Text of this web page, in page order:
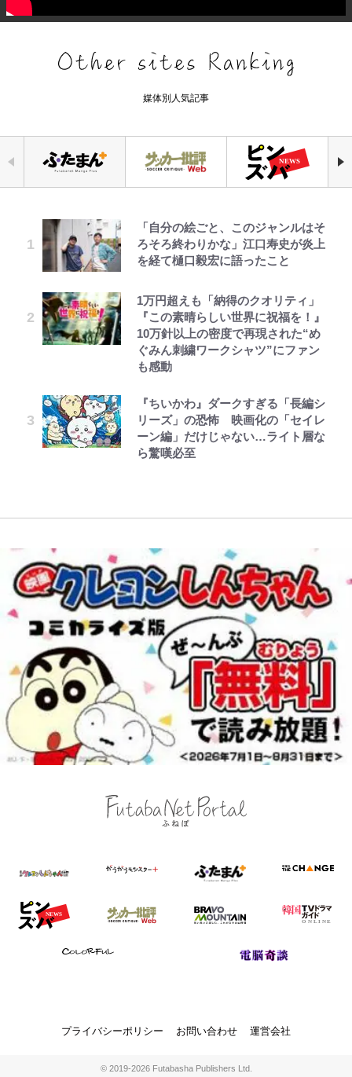
媒体別人気記事
「自分の絵ごと、このジャンルはそ
ろそろ終わりかな」江口寿史が炎上
を経て樋口毅宏に語ったこと
1万円超えも「納得のクオリティ」
『この素晴らしい世界に祝福を！』
10万針以上の密度で再現された“め
ぐみん刺繍ワークシャツ”にファン
も感動
『ちいかわ』ダークすぎる「長編シ
リーズ」の恐怖 映画化の「セイレ
ーン編」だけじゃない…ライト層な
ら驚嘆必至
｢なんじゃこりゃあああ！｣本田圭
佑の古巣ミラン、漆黒×蛍光レッド
の超絶クールな新サードユニに世界
ゃかっけえわ｣
｢最後の1枚…ワルぃゎ〜｣鈴木優磨
が激勝翌日に写真12枚投稿→渾身
の“煽りショット”に興奮！｢最後の
ことどんだけ好きなんよｗ｣
｢知念さんを煽ってたのと同じ
人？｣鹿島・鈴木優磨、大逆転勝利
千葉雄大、ほっそりイケメン近影に
「顔パンパンだったのに」反響 視
聴者が想った激変の納得理由
宮崎麗果、“10キロ減”告白後の背
骨・肋骨くっきりトレ姿に「痩せ過
ぎてませんか」心配の声も 夫・黒
木啓司にはDV巡る逮捕報道
の再会にデレデレ…顔出し公開
「愛が足りない」不満を漏らしてい
た過去も
錦織一清の写真集はなぜ私服なの
か…高級ブランドをやめ等身大の自
分を表現する現在「ちゃんとおじい
「のりの芝居は観たいと」藤原紀香
が明かす夫・片岡愛之助との関係
性…互いに一番のお客さんで刺激を
もらう存在
藤原紀香が23年間続けるボランテ
ィア活動の原動力は…「偽善者だ」
との声も跳ね返す“誰かの役に立ち
たい”という思い
【知ってる？「日本本土四極踏破証
明書」】広島から本州4島の最南端
へ「ドライブがてら行ってみた」意
荒々しい「火山帯」の一端にいるこ
とを体感！ 登頂約10分でも大迫力
「吾妻小富士」火口を1周する「1
時間半ハイキング」パノラマ絶景レ
「電気風呂の数は全国一」温泉じゃ
ないのに大満足！ 上高地帰りに寄
りたい「林檎の湯屋 おぶ～」【山
えびめしの流儀
オラの引越し物語 サボテン大襲撃
でっかい男になりたいゾ
公式-ヒロインが来る前に妊娠しま
した~詰んだはずの悪役令嬢です
が、どうやら違うようです~ 第1話
公式-聖女じゃないと追放されたの
で、もふもふ従者(聖獣)とおにぎり
を握る 第53話(1)
公式-おっさん底辺治癒士と愛娘の
覚醒して、英雄へ成り上がる~ 第82
話(1)
空の轍と大地の雲と 第1回
第3回 出版までの道のり・その2
レビュー『仮面家族』悠木シュン・
プライバシーポリシー お問い合わせ 運営会社
© 2019-2026 Futabasha Publishers Ltd.